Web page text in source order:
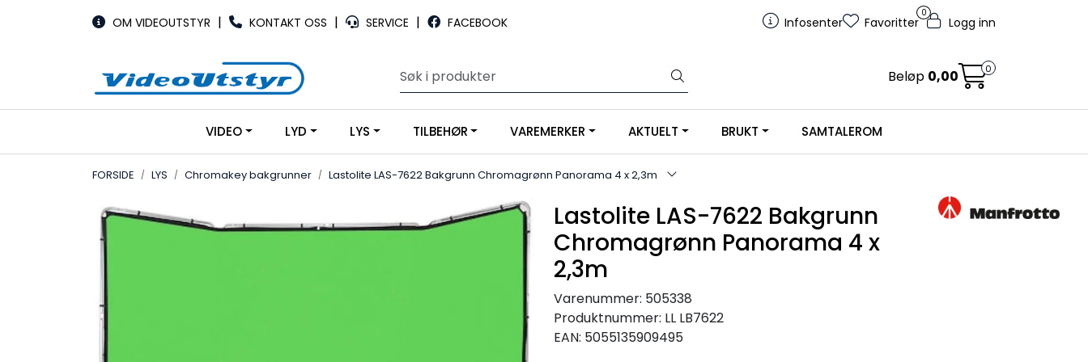
OM VIDEOUTSTYR | KONTAKT OSS | SERVICE | FACEBOOK Infosenter
0
Favoritter Logg inn
Beløp 0,00 0
VIDEO LYD LYS TILBEHØR VAREMERKER AKTUELT BRUKT SAMTALEROM
FORSIDE LYS Chromakey bakgrunner Lastolite LAS-7622 Bakgrunn Chromagrønn Panorama 4 x 2,3m
Lastolite LAS-7622 Bakgrunn
Chromagrønn Panorama 4 x
2,3m
Varenummer: 505338
Produktnummer: LL LB7622
EAN: 5055135909495